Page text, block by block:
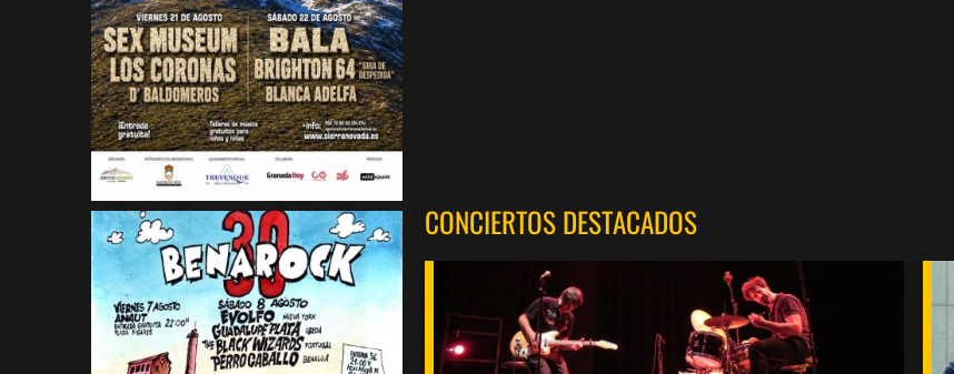
CONCIERTOS DESTACADOS